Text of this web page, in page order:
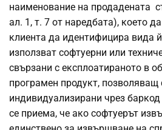
наименование на продадената
ал. 1, т. 7 от наредбата), което
клиента да идентифицира вида
използват софтуерни или
свързани с експлоатираното в
програмен продукт, позволяващ
индивидуализирани чрез баркод
се приема, че ако софтуерът